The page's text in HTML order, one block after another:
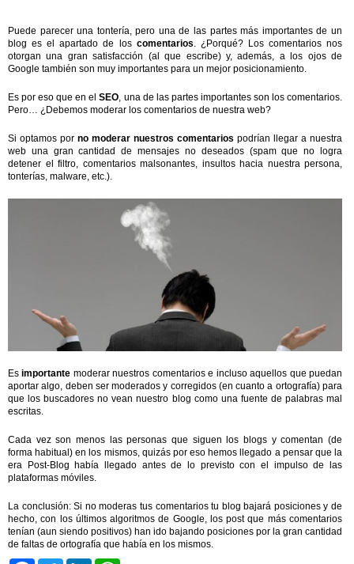
Puede parecer una tontería, pero una de las partes más importantes de un
blog es el apartado de los comentarios. ¿Porqué? Los comentarios nos
otorgan una gran satisfacción (al que escribe) y, además, a los ojos de
Google también son muy importantes para un mejor posicionamiento.
Es por eso que en elSEO, una de las partes importantes son los comentarios.
Pero… ¿Debemos moderar los comentarios de nuestra web?
Si optamos por no moderar nuestros comentarios podrían llegar a nuestra
web una gran cantidad de mensajes no deseados (spam que no logra
detener el filtro, comentarios malsonantes, insultos hacia nuestra persona,
tonterías, malware, etc.).
Esimportante moderar nuestros comentarios e incluso aquellos que puedan
aportar algo, deben ser moderados y corregidos (en cuanto a ortografía) para
que los buscadores no vean nuestro blog como una fuente de palabras mal
escritas.
Cada vez son menos las personas que siguen los blogs y comentan (de
forma habitual) en los mismos, quizás por eso hemos llegado a pensar que la
era Post-Blog había llegado antes de lo previsto con el impulso de las
plataformas móviles.
La conclusión: Si no moderas tus comentarios tu blog bajará posiciones y de
hecho, con los últimos algoritmos de Google, los post que más comentarios
tenían (aun siendo positivos) han ido bajando posiciones por la gran cantidad
de faltas de ortografía que había en los mismos.